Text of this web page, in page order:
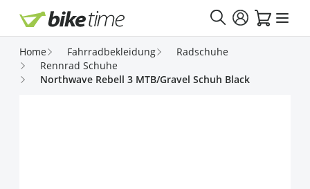
Direkt zum Inhalt
Home Fahrradbekleidung
Radschuhe
Rennrad Schuhe
Northwave Rebell 3 MTB/Gravel Schuh Black